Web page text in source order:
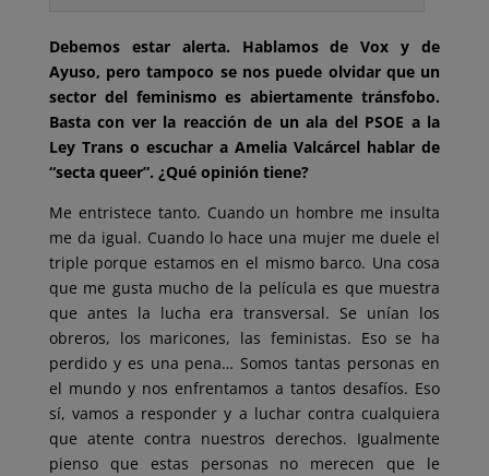
Debemos estar alerta. Hablamos de Vox y de
Ayuso, pero tampoco se nos puede olvidar que un
sector del feminismo es abiertamente tránsfobo.
Basta con ver la reacción de un ala del PSOE a la
Ley Trans o escuchar a Amelia Valcárcel hablar de
“secta queer”. ¿Qué opinión tiene?
Me entristece tanto. Cuando un hombre me insulta
me da igual. Cuando lo hace una mujer me duele el
triple porque estamos en el mismo barco. Una cosa
que me gusta mucho de la película es que muestra
que antes la lucha era transversal. Se unían los
obreros, los maricones, las feministas. Eso se ha
perdido y es una pena… Somos tantas personas en
el mundo y nos enfrentamos a tantos desafíos. Eso
sí, vamos a responder y a luchar contra cualquiera
que atente contra nuestros derechos. Igualmente
pienso que estas personas no merecen que le